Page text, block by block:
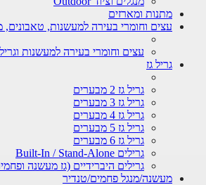
מתנות ומארזים
עצים וחומרי בעירה למעשנות, טאבונים,
עצים וחומרי בעירה למעשנות וגרילים
גריל גז
גריל גז 2 מבערים
גריל גז 3 מבערים
גריל גז 4 מבערים
גריל גז 5 מבערים
גריל גז 6 מבערים
גרילים Built-In / Stand-Alone
גרילים היברידיים (גז מעשנה ופחמים)
מעשנה/מנגל פחמים/טנדיר